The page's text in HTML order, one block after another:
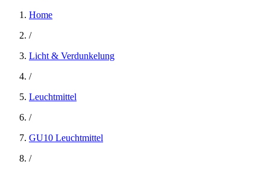
Home
/
Licht & Verdunkelung
/
Leuchtmittel
/
GU10 Leuchtmittel
/